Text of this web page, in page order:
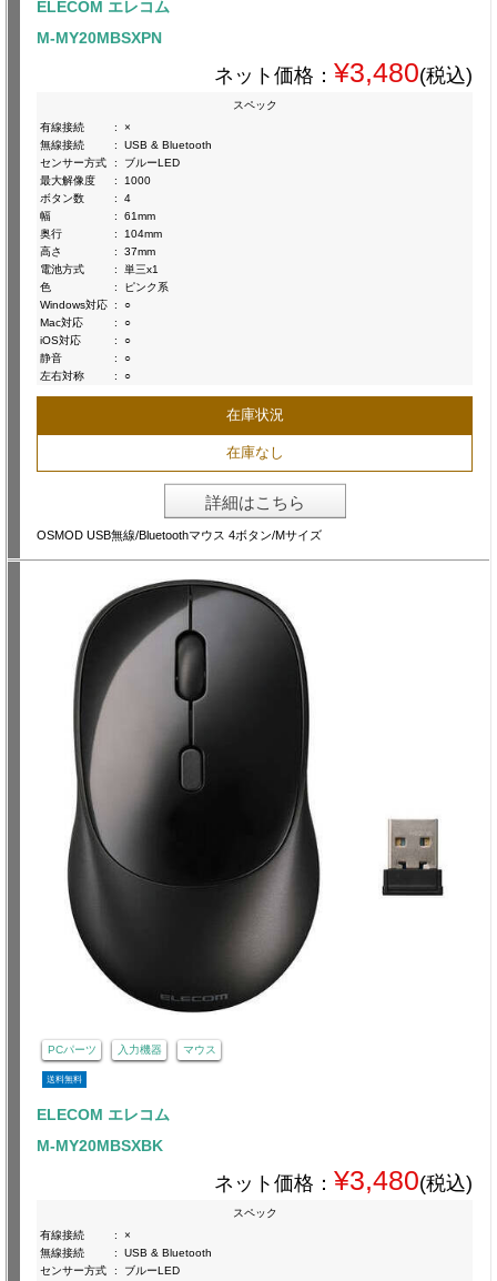
ELECOM エレコム
M-MY20MBSXPN
ネット価格： ¥3,480(税込)
スペック
有線接続
:
×
無線接続
:
USB & Bluetooth
センサー方式
:
ブルーLED
最大解像度
:
1000
ボタン数
:
4
幅
:
61mm
奥行
:
104mm
高さ
:
37mm
電池方式
:
単三x1
色
:
ピンク系
Windows対応 :
○
Mac対応
:
○
iOS対応
:
○
静音
:
○
左右対称
: ○
在庫状況
在庫なし
詳細はこちら
OSMOD USB無線/Bluetoothマウス 4ボタン/Mサイズ
PCパーツ 入力機器 マウス
送料無料
ELECOM エレコム
M-MY20MBSXBK
ネット価格： ¥3,480(税込)
スペック
有線接続
:
×
無線接続
:
USB & Bluetooth
センサー方式
: ブルーLED